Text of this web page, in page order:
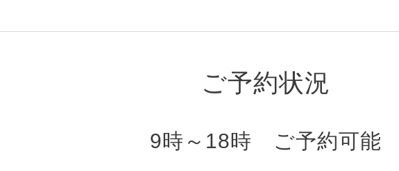
ご予約状況
9時～18時 ご予約可能